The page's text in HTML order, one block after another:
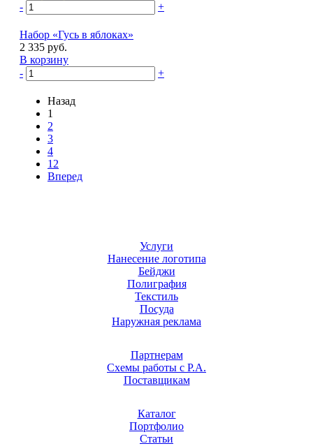
-
+
Набор «Гусь в яблоках»
2 335 руб.
В корзину
-
+
Назад
1
2
3
4
12
Вперед
Услуги
Нанесение логотипа
Бейджи
Полиграфия
Текстиль
Посуда
Наружная реклама
Партнерам
Схемы работы с Р.А.
Поставщикам
Каталог
Портфолио
Статьи